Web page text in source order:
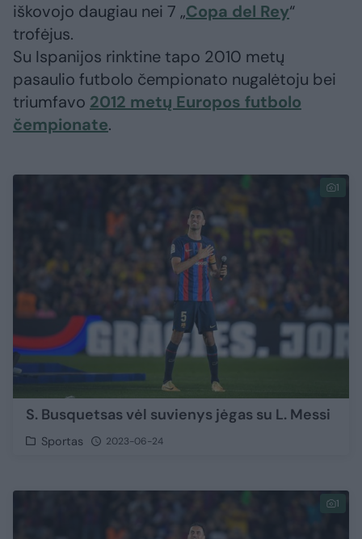
iškovojo daugiau nei 7 „Copa del Rey“
trofėjus.
Su Ispanijos rinktine tapo 2010 metų
pasaulio futbolo čempionato nugalėtoju bei
triumfavo 2012 metų Europos futbolo
čempionate.
1
S. Busquetsas vėl suvienys jėgas su L. Messi
Sportas 2023-06-24
1